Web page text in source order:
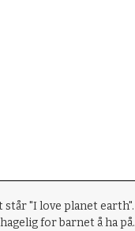
"I love planet earth".
for barnet å ha på.